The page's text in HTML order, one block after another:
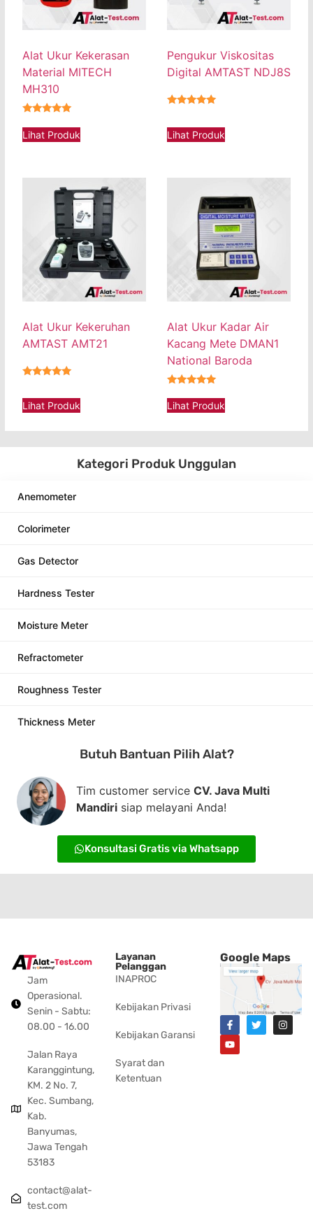
Alat Ukur Kekerasan
Material MITECH
MH310
Lihat Produk
Pengukur Viskositas
Digital AMTAST NDJ8S
Lihat Produk
Alat Ukur Kekeruhan
AMTAST AMT21
Lihat Produk
Alat Ukur Kadar Air
Kacang Mete DMAN1
National Baroda
Lihat Produk
Kategori Produk Unggulan
Anemometer
Colorimeter
Gas Detector
Hardness Tester
Moisture Meter
Refractometer
Roughness Tester
Thickness Meter
Butuh Bantuan Pilih Alat?
Tim customer service CV. Java Multi
Mandiri siap melayani Anda!
Konsultasi Gratis via Whatsapp
Jam
Operasional.
Senin - Sabtu:
08.00 - 16.00
Jalan Raya
Karanggintung,
KM. 2 No. 7,
Kec. Sumbang,
Kab.
Banyumas,
Jawa Tengah
53183
contact@alat-
test.com
Layanan
Pelanggan
INAPROC
Kebijakan Privasi
Kebijakan Garansi
Syarat dan
Ketentuan
Google Maps